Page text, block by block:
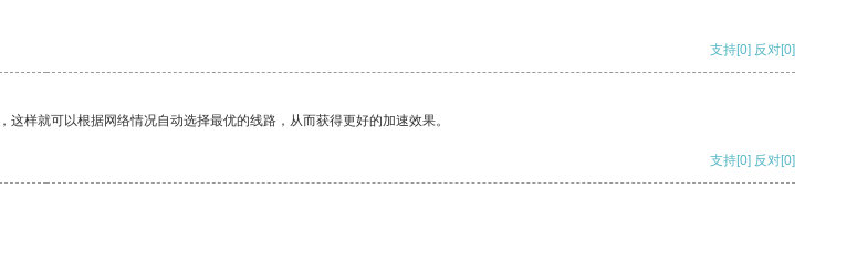
支持[0] 反对[0]
样就可以根据网络情况自动选择最优的线路，从而获得更好的加速效果。
支持[0] 反对[0]